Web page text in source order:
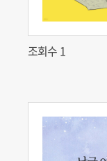
조회수 1